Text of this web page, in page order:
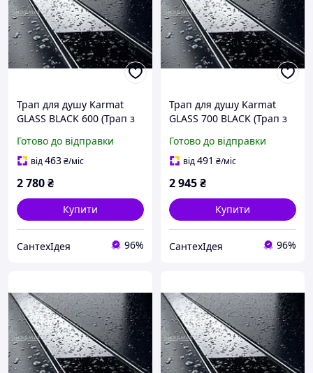
Трап для душу Karmat
GLASS BLACK 600 (Трап з
накладка чорне скло)
Готово до відправки
від463₴/міс
2 780₴
Купити
СантехІдея 96%
Трап для душу Karmat
GLASS 700 BLACK (Трап з
накладка чорне скло)
Готово до відправки
від491 ₴/міс
2 945₴
Купити
СантехІдея 96%